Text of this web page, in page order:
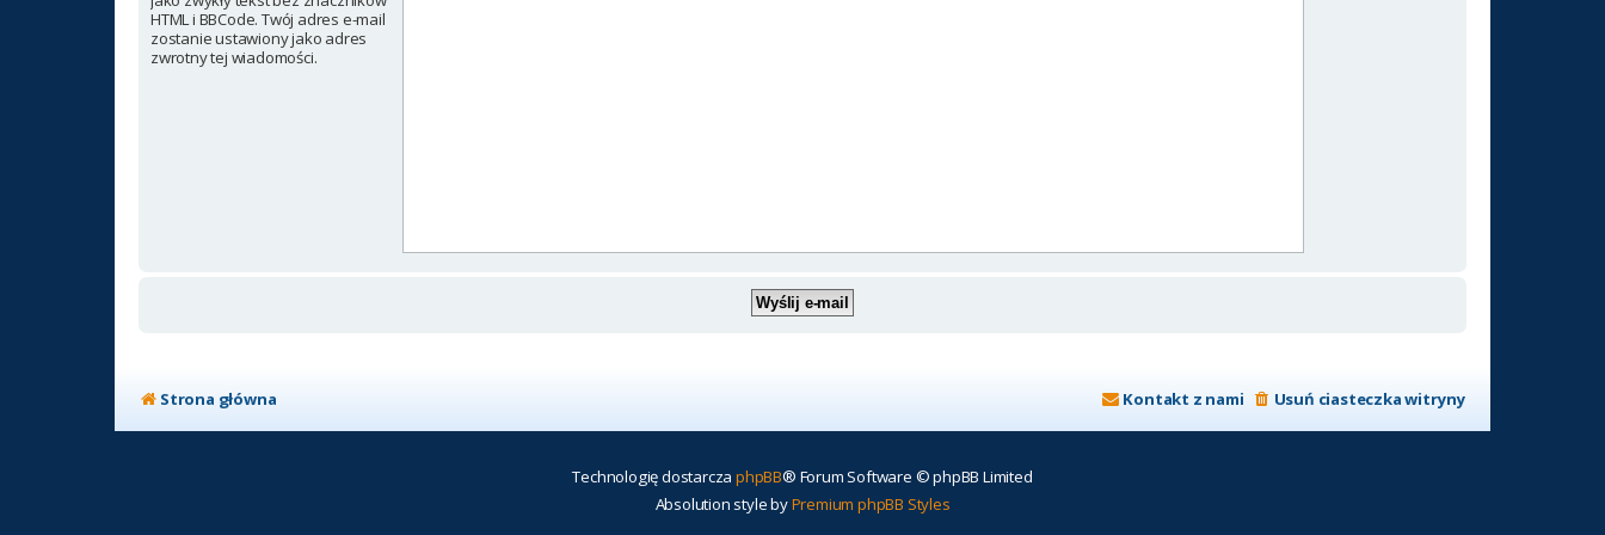
HTML i BBCode. Twój adres e-mail
zostanie ustawiony jako adres
zwrotny tej wiadomości.
Strona główna Usuń ciasteczka witryny
Kontakt z nami
Technologię dostarcza phpBB® Forum Software © phpBB Limited
Absolution style byPremium phpBB Styles